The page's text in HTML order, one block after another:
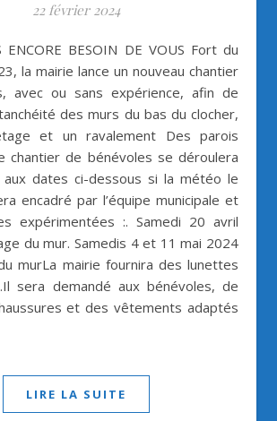
22 février 2024
la mairie lance un nouveau chantier
avec ou sans expérience, afin de
des murs du bas du clocher,
et un ravalement Des parois
chantier de bénévoles se déroulera
dates ci-dessous si la météo le
encadré par l’équipe municipale et
expérimentées :. Samedi 20 avril
du mur. Samedis 4 et 11 mai 2024
murLa mairie fournira des lunettes
sera demandé aux bénévoles, de
et des vêtements adaptés
LIRE LA SUITE